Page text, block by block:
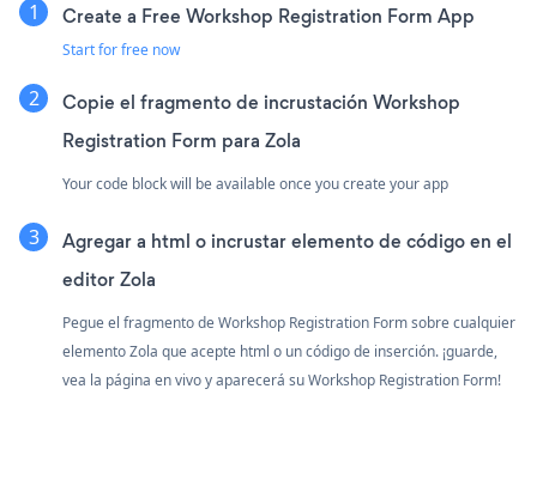
Create a Free Workshop Registration Form App
Start for free now
Copie el fragmento de incrustación Workshop
Registration Form para Zola
Your code block will be available once you create your app
Agregar a html o incrustar elemento de código en el
editor Zola
Pegue el fragmento de Workshop Registration Form sobre cualquier
elemento Zola que acepte html o un código de inserción. ¡guarde,
vea la página en vivo y aparecerá su Workshop Registration Form!